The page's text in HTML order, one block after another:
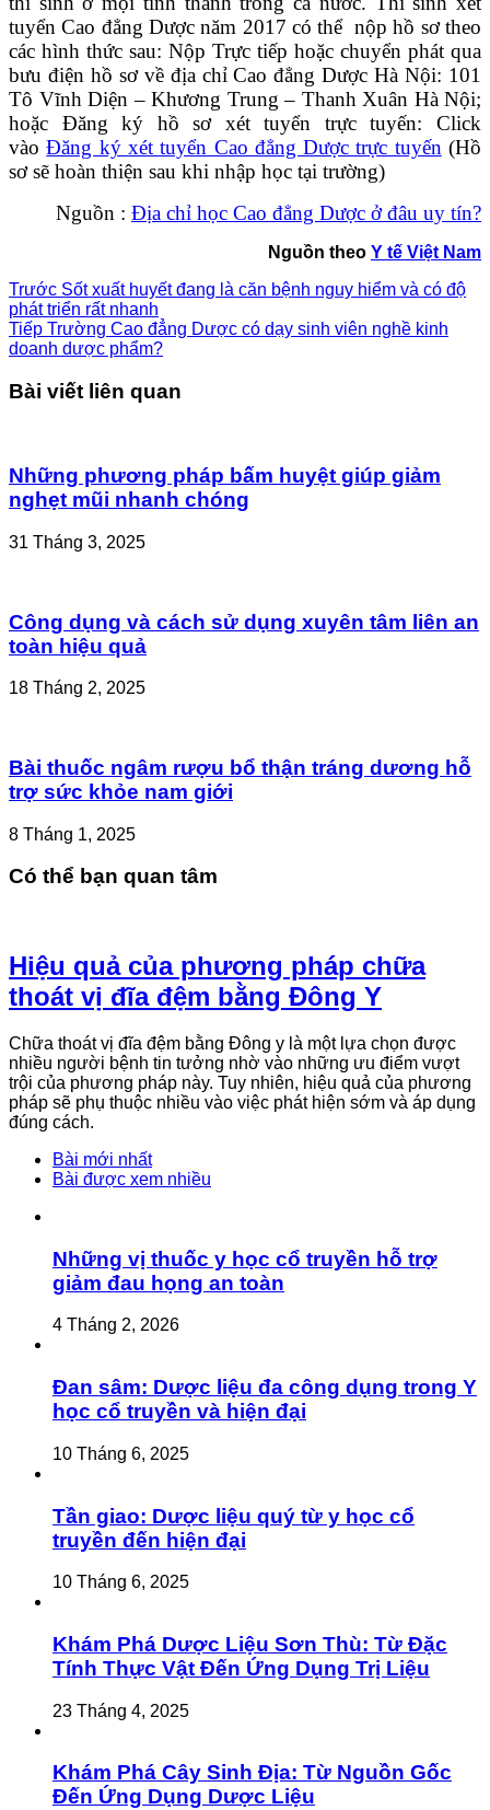
tuyển Cao đẳng Dược năm 2017 có thể nộp hồ sơ theo
các hình thức sau: Nộp Trực tiếp hoặc chuyển phát qua
bưu điện hồ sơ về địa chỉ Cao đẳng Dược Hà Nội: 101
Tô Vĩnh Diện – Khương Trung – Thanh Xuân Hà Nội;
hoặc Đăng ký hồ sơ xét tuyển trực tuyến: Click
vàoĐăng ký xét tuyển Cao đẳng Dược trực tuyến (Hồ
sơ sẽ hoàn thiện sau khi nhập học tại trường)
Nguồn : Địa chỉ học Cao đẳng Dược ở đâu uy tín?
Nguồn theo Y tế Việt Nam
Trước Sốt xuất huyết đang là căn bệnh nguy hiểm và có độ
phát triển rất nhanh
Tiếp Trường Cao đẳng Dược có dạy sinh viên nghề kinh
doanh dược phẩm?
Bài viết liên quan
Những phương pháp bấm huyệt giúp giảm
nghẹt mũi nhanh chóng
31 Tháng 3, 2025
Công dụng và cách sử dụng xuyên tâm liên an
toàn hiệu quả
18 Tháng 2, 2025
Bài thuốc ngâm rượu bổ thận tráng dương hỗ
trợ sức khỏe nam giới
8 Tháng 1, 2025
Có thể bạn quan tâm
Hiệu quả của phương pháp chữa
thoát vị đĩa đệm bằng Đông Y
Chữa thoát vị đĩa đệm bằng Đông y là một lựa chọn được
nhiều người bệnh tin tưởng nhờ vào những ưu điểm vượt
trội của phương pháp này. Tuy nhiên, hiệu quả của phương
pháp sẽ phụ thuộc nhiều vào việc phát hiện sớm và áp dụng
đúng cách.
Bài mới nhất
Bài được xem nhiều
Những vị thuốc y học cổ truyền hỗ trợ
giảm đau họng an toàn
4 Tháng 2, 2026
Đan sâm: Dược liệu đa công dụng trong Y
học cổ truyền và hiện đại
10 Tháng 6, 2025
Tần giao: Dược liệu quý từ y học cổ
truyền đến hiện đại
10 Tháng 6, 2025
Khám Phá Dược Liệu Sơn Thù: Từ Đặc
Tính Thực Vật Đến Ứng Dụng Trị Liệu
23 Tháng 4, 2025
Khám Phá Cây Sinh Địa: Từ Nguồn Gốc
Đến Ứng Dụng Dược Liệu